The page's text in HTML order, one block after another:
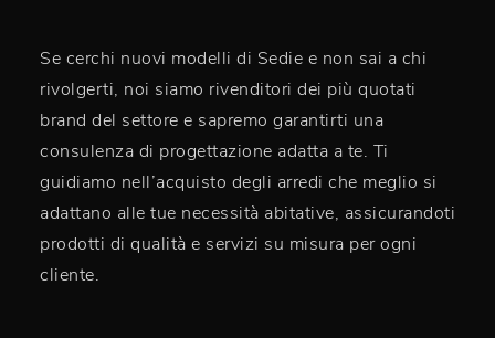
Se cerchi nuovi modelli di Sedie e non sai a chi
rivolgerti, noi siamo rivenditori dei più quotati
brand del settore e sapremo garantirti una
consulenza di progettazione adatta a te. Ti
guidiamo nell’acquisto degli arredi che meglio si
adattano alle tue necessità abitative, assicurandoti
prodotti di qualità e servizi su misura per ogni
cliente.